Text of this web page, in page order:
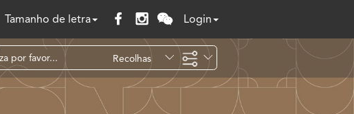
Tamanho de letra Login
Recolhas
Temáticas
Todo o site